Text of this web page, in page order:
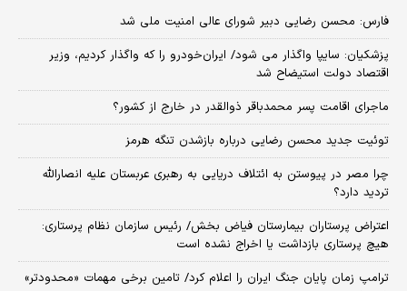
فارس: محسن رضایی دبیر شورای عالی امنیت ملی شد
پزشکیان: سایپا واگذار می شود/ ایران‌خودرو را که واگذار کردیم، وزیر
اقتصاد دولت استیضاح شد
ماجرای اقامت پسر محمدباقر ذوالقدر در خارج از کشور؟
توئیت جدید محسن رضایی درباره بازشدن تنگه هرمز
چرا مصر در پیوستن به ائتلاف دریایی به رهبری عربستان علیه انصارالله
تردید دارد؟
اعتراض پرستاران بیمارستان فیاض بخش/ رئیس سازمان نظام پرستاری:
هیچ پرستاری بازداشت یا اخراج نشده است
ترامپ زمان پایان جنگ ایران را اعلام کرد/ تامین برخی مهمات «محدودتر»